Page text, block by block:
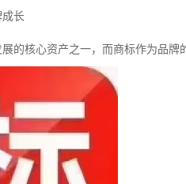
成长
的核心资产之一，而商标作为品牌